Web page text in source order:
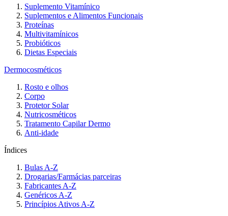
Suplemento Vitamínico
Suplementos e Alimentos Funcionais
Proteínas
Multivitamínicos
Probióticos
Dietas Especiais
Dermocosméticos
Rosto e olhos
Corpo
Protetor Solar
Nutricosméticos
Tratamento Capilar Dermo
Anti-idade
Índices
Bulas A-Z
Drogarias/Farmácias parceiras
Fabricantes A-Z
Genéricos A-Z
Princípios Ativos A-Z